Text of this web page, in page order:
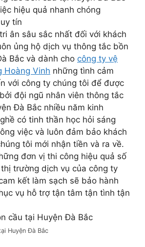
hiệu quả nhanh chóng
tín
ân sâu sắc nhất đối với khách
ủng hộ dịch vụ thông tắc bồn
Bắc và dành cho công ty vệ
Hoàng Vinh những tình cảm
với công ty chúng tôi để được
đội ngũ nhân viên thông tắc
Đà Bắc nhiều năm kinh
có tinh thần học hỏi sáng
việc và luôn đảm bảo khách
tôi mới nhận tiền và ra về.
đơn vị thi công hiệu quả số
trường dịch vụ của công ty
kết làm sạch sẽ bảo hành
vụ hỗ trợ tận tâm tận tình tận
Huyện Đà Bắc